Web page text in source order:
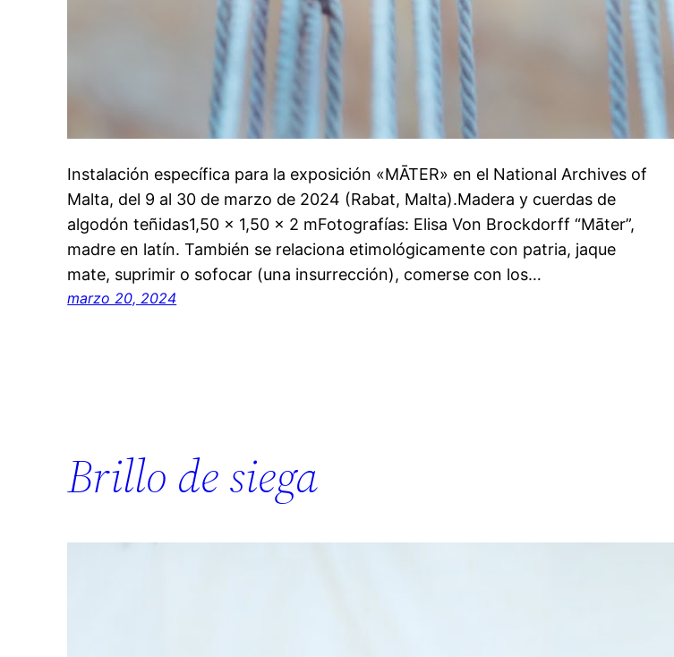
Instalación específica para la exposición «MĀTER» en el National Archives of
Malta, del 9 al 30 de marzo de 2024 (Rabat, Malta).Madera y cuerdas de
algodón teñidas1,50 x 1,50 x 2 mFotografías: Elisa Von Brockdorff “Māter”,
madre en latín. También se relaciona etimológicamente con patria, jaque
mate, suprimir o sofocar (una insurrección), comerse con los…
marzo 20, 2024
Brillo de siega